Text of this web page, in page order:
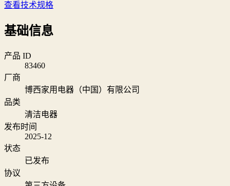
查看技术规格
基础信息
产品 ID
83460
厂商
博西家用电器（中国）有限公司
品类
清洁电器
发布时间
2025-12
状态
已发布
协议